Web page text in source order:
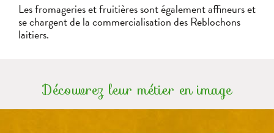
Les fromageries et fruitières sont également affineurs et
se chargent de la commercialisation des Reblochons
laitiers.
Découvrez leur métier en image